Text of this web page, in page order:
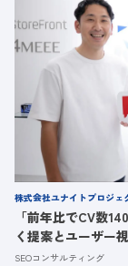
株式会社ユナイトプロジェ
「前年比でCV数
く提案とユーザー
支援した事例
SEOコンサルティング